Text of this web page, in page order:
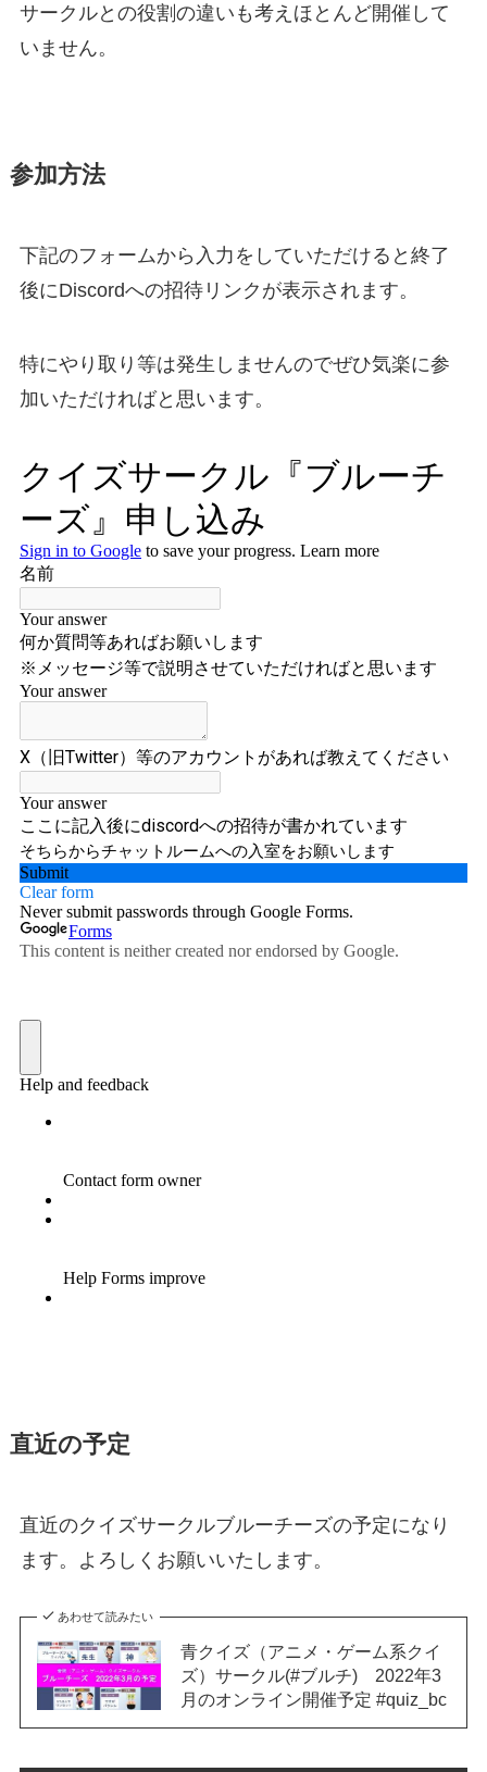
サークルとの役割の違いも考えほとんど開催して
いません。
参加方法
下記のフォームから入力をしていただけると終了
後にDiscordへの招待リンクが表示されます。
特にやり取り等は発生しませんのでぜひ気楽に参
加いただければと思います。
直近の予定
直近のクイズサークルブルーチーズの予定になり
ます。よろしくお願いいたします。
あわせて読みたい
青クイズ（アニメ・ゲーム系クイ
ズ）サークル(#ブルチ) 2022年3
月のオンライン開催予定 #quiz_bc